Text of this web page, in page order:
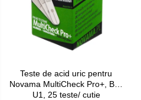
Teste de acid uric pentru
Novama MultiCheck Pro+, BK-
U1, 25 teste/ cutie